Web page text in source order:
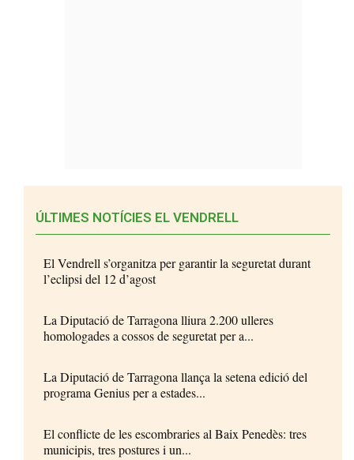
ÚLTIMES NOTÍCIES EL VENDRELL
El Vendrell s’organitza per garantir la seguretat durant
l’eclipsi del 12 d’agost
La Diputació de Tarragona lliura 2.200 ulleres
homologades a cossos de seguretat per a...
La Diputació de Tarragona llança la setena edició del
programa Genius per a estades...
El conflicte de les escombraries al Baix Penedès: tres
municipis, tres postures i un...